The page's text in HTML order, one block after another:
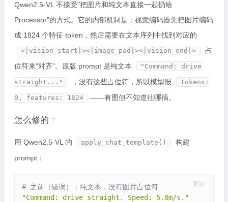
Qwen2.5-VL 不接受"把图片和纯文本直接一起扔给
Processor"的方式。它的内部机制是：视觉编码器先把图片编码
成 1824 个特征 token，然后需要在文本序列中找到对应的
<|vision_start|><|image_pad|><|vision_end|>
占
位符来"对齐"。原版 prompt 是纯文本
"Command: drive
straight..." ，没有这些占位符，所以模型报 tokens:
0, features: 1824 ——有图但不知道往哪插。
怎么修的 #
用 Qwen2.5-VL 的 apply_chat_template()
构建
prompt：
# 之前（错误）：纯文本，没有图片占位符
"Command: drive straight. Speed: 5.0m/s."
复制